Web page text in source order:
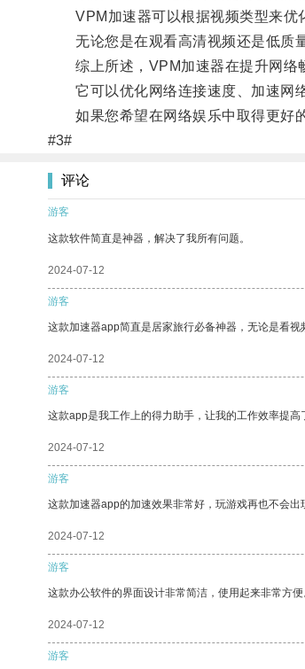
VPM加速器可以根据视频类型来优
无论您是在观看高清视频还是低质量
综上所述，VPM加速器在提升网络
它可以优化网络连接速度、加速网络
如果您希望在网络娱乐中取得更好的
#3#
评论
游客
这款软件简直是神器，解决了我所有问题。
2024-07-12
游客
这款加速器app简直是居家旅行必备神器，无论是看
2024-07-12
游客
这款app是我工作上的得力助手，让我的工作效率提高
2024-07-12
游客
这款加速器app的加速效果非常好，玩游戏再也不会
2024-07-12
游客
这款办公软件的界面设计非常简洁，使用起来非常方
2024-07-12
游客